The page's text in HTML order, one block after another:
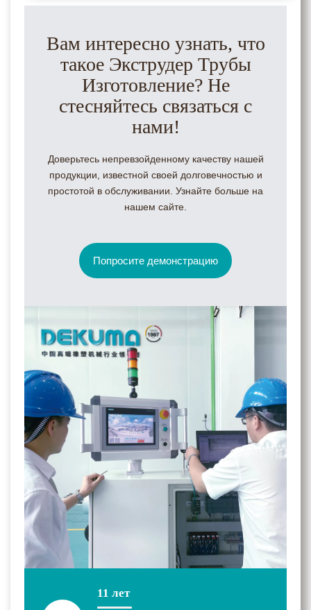
Вам интересно узнать, что
такое Экструдер Трубы
Изготовление? Не
стесняйтесь связаться с
нами!
Доверьтесь непревзойденному качеству нашей
продукции, известной своей долговечностью и
простотой в обслуживании. Узнайте больше на
нашем сайте.
Попросите демонстрацию
11 лет